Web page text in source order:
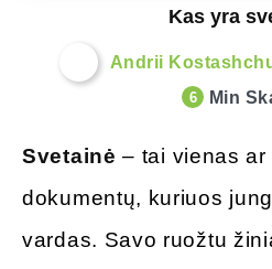
Kas yra
Andrii
6 Min
Svetainė– tai vienas
dokumentų, kuriuos
vardas. Savo ruožtu